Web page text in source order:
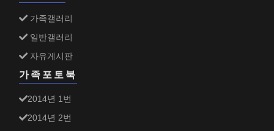
가족갤러리
일반갤러리
자유게시판
가족포토북
2014년 1번
2014년 2번